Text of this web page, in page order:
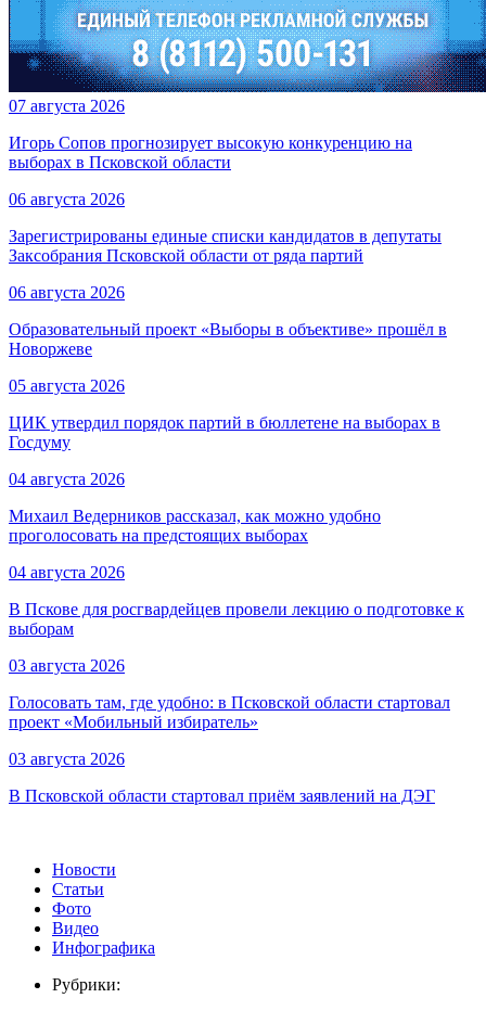
07 августа 2026
Игорь Сопов прогнозирует высокую конкуренцию на
выборах в Псковской области
06 августа 2026
Зарегистрированы единые списки кандидатов в депутаты
Заксобрания Псковской области от ряда партий
06 августа 2026
Образовательный проект «Выборы в объективе» прошёл в
Новоржеве
05 августа 2026
ЦИК утвердил порядок партий в бюллетене на выборах в
Госдуму
04 августа 2026
Михаил Ведерников рассказал, как можно удобно
проголосовать на предстоящих выборах
04 августа 2026
В Пскове для росгвардейцев провели лекцию о подготовке к
выборам
03 августа 2026
Голосовать там, где удобно: в Псковской области стартовал
проект «Мобильный избиратель»
03 августа 2026
В Псковской области стартовал приём заявлений на ДЭГ
Новости
Статьи
Фото
Видео
Инфографика
Рубрики: